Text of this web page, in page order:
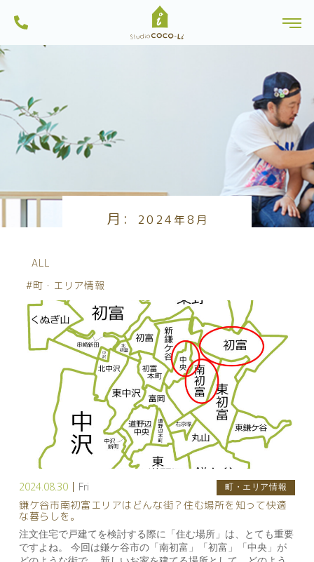
Skip
to
content
株式会社スタジオCoco-Li｜注文住宅・リフォーム・リノベーションは一級建
築士のいるココリにおまかせ|千葉県船橋市
スタジオCoco-Li（ココリ）は千葉県船橋市を中心に注文住宅、リノベーショ
ンから土地探しを行っている一級建築士事務所・工務店です。船橋市内のモ
デルハウスは見学可能。習志野市・八千代市・鎌ヶ谷市にも建築実績多数。
一人ひとりに、心地よい暮らしを。お家を作る過程も楽しい家づくりを目指
月: 2024年8月
ALL
#町・エリア情報
2024.08.30 Fri 町・エリア情報
鎌ケ谷市南初富エリアはどんな街？住む場所を知って快適
な暮らしを。
注文住宅で戸建てを検討する際に「住む場所」は、とても重要
ですよね。 今回は鎌ケ谷市の「南初富」「初富」「中央」が